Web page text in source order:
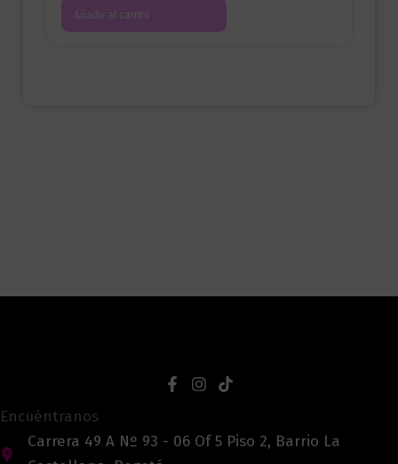
Añadir al carrito
Encuéntranos
Carrera 49 A Nº 93 - 06 Of 5 Piso 2, Barrio La